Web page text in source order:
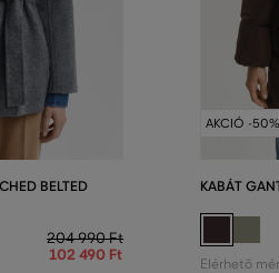
BELTED
204 990 Ft
102 490 Ft
AKCIÓ -50%
KABÁT
Elérhető